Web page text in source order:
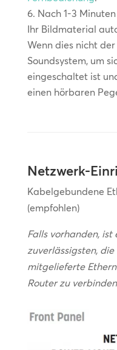
Nach 1-3
Ihr Bildmaterial
Wenn dies nicht
Soundsystem, um
eingeschaltet ist
einen hörbaren
Netzwerk-
Kabelgebundene
(empfohlen)
Falls vorhanden, ist
zuverlässigsten,
mitgelieferte
Router zu